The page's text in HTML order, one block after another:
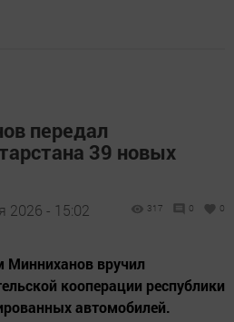
передал
39 новых
2026 - 15:02 317 0 0
Минниханов вручил
кооперации республики
автомобилей.